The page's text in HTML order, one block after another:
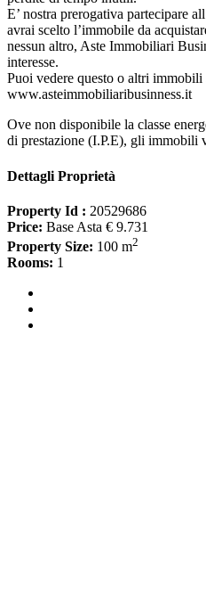
E’ nostra prerogativa partecipare
avrai scelto l’immobile da
nessun altro, Aste Immobiliari
interesse.
Puoi vedere questo o altri immobili
www.asteimmobiliaribusinness.it
Ove non disponibile la classe
di prestazione (I.P.E), gli immobili
Dettagli Proprietà
Property Id : 20529686
Price: Base Asta € 9.731
Property Size: 100 m2
Rooms: 1